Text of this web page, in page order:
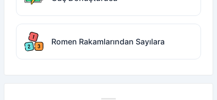
Romen Rakamlarından Sayılara